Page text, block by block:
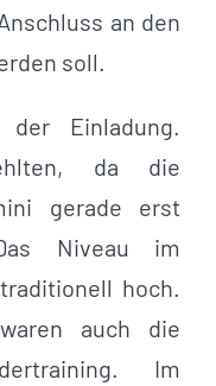
an den
soll.
Einladung.
da die
gerade erst
Niveau im
hoch.
auch die
Im